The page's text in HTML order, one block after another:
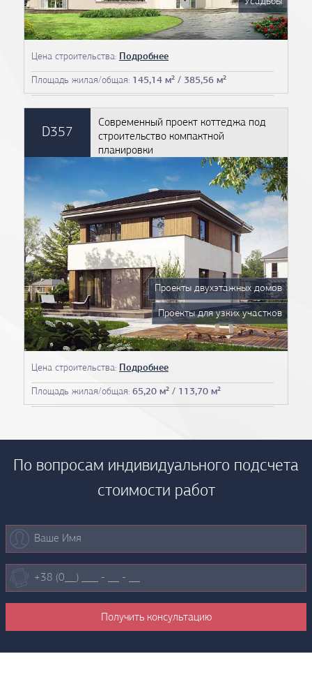
Цена строительства: Подробнее
Площадь жилая/общая: 145,14 м² / 385,56 м²
D357
Современный проект коттеджа под
строительство компактной
планировки
Цена строительства: Подробнее
Площадь жилая/общая: 65,20 м² / 113,70 м²
Проекты двухэтажных домов
Проекты для узких участков
По вопросам индивидуального подсчета
стоимости работ